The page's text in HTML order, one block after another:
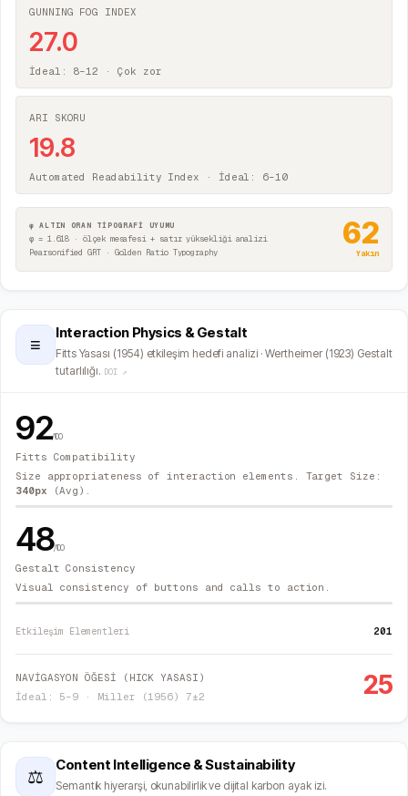
GUNNING FOG INDEX
27.0
İdeal: 8–12 · Çok zor
ARI SKORU
19.8
Automated Readability Index · İdeal: 6–10
φ ALTIN ORAN TİPOGRAFİ UYUMU
φ = 1.618 · ölçek mesafesi + satır yüksekliği analizi
Pearsonified GRT · Golden Ratio Typography
62
Yakın
≡
Interaction Physics & Gestalt
Fitts Yasası (1954) etkileşim hedefi analizi · Wertheimer (1923) Gestalt
tutarlılığı. DOI ↗
92/100
Fitts Compatibility
Size appropriateness of interaction elements. Target Size:
340px (Avg).
48/100
Gestalt Consistency
Visual consistency of buttons and calls to action.
Etkileşim Elementleri 201
NAVİGASYON ÖĞESİ (HICK YASASI)
İdeal: 5–9 · Miller (1956) 7±2
25
⚖
Content Intelligence & Sustainability
Semantik hiyerarşi, okunabilirlik ve dijital karbon ayak izi.